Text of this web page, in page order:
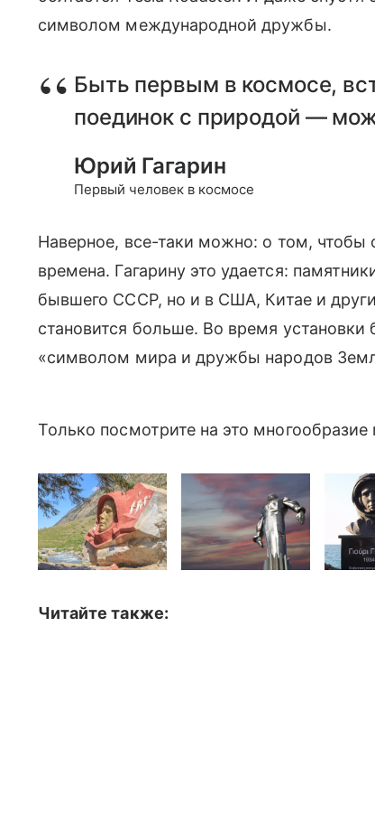
символом международной дружбы.
Быть первым в космосе,
поединок с природой —
Юрий Гагарин
Первый человек в космосе
Наверное, все-таки можно: о том,
времена. Гагарину это удается:
бывшего СССР, но и в США, Китае и
становится больше. Во время
«символом мира и дружбы народов
Только посмотрите на это многообразие
Читайте также: